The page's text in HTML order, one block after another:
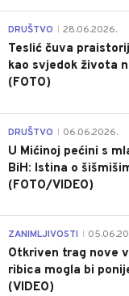
DRUŠTVO 28.06.2026.
Teslić čuva
kao svjedok života
(FOTO)
DRUŠTVO 06.06.2026.
U Mićinoj pećini s
BiH: Istina o
(FOTO/VIDEO)
ZANIMLJIVOSTI
Otkriven trag nove
ribica mogla bi
(VIDEO)